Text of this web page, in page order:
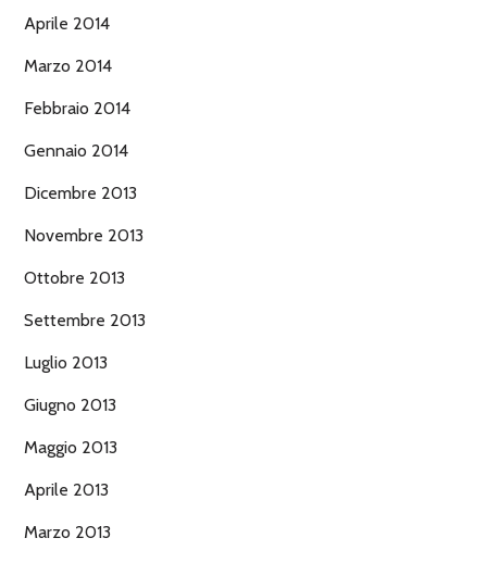
Aprile 2014
Marzo 2014
Febbraio 2014
Gennaio 2014
Dicembre 2013
Novembre 2013
Ottobre 2013
Settembre 2013
Luglio 2013
Giugno 2013
Maggio 2013
Aprile 2013
Marzo 2013